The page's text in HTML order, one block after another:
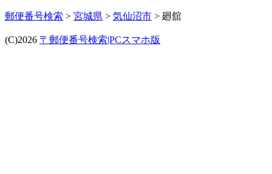
郵便番号検索 > 宮城県 > 気仙沼市 > 廻舘
(C)2026 〒郵便番号検索|PCスマホ版